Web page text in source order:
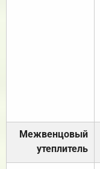
Межвенцовый
утеплитель